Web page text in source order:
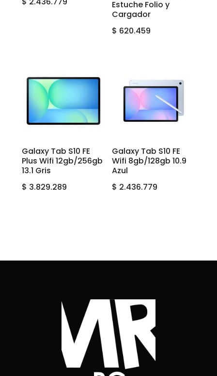
Estuche Folio y
Cargador
$ 620.459
Galaxy Tab S10 FE
Plus Wifi 12gb/256gb
13.1 Gris
$ 3.829.289
Galaxy Tab S10 FE
Wifi 8gb/128gb 10.9
Azul
$ 2.436.779